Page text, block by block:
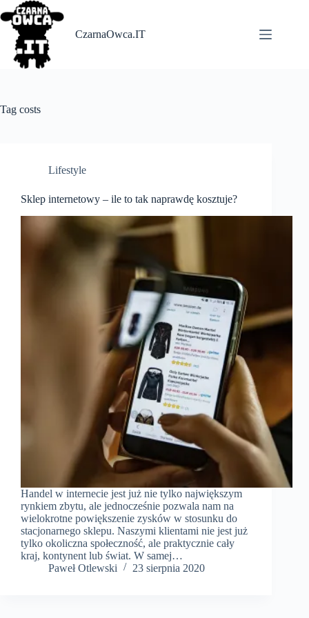
Skip
to
content
CzarnaOwca.IT
Tag costs
Lifestyle
Sklep internetowy – ile to tak naprawdę kosztuje?
Handel w internecie jest już nie tylko największym
rynkiem zbytu, ale jednocześnie pozwala nam na
wielokrotne powiększenie zysków w stosunku do
stacjonarnego sklepu. Naszymi klientami nie jest już
tylko okoliczna społeczność, ale praktycznie cały
kraj, kontynent lub świat. W samej…
Paweł Otlewski
23 sierpnia 2020